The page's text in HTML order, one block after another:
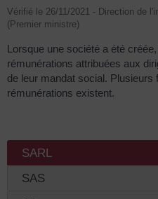
Vérifié le 26/11/2021 - Direction de
(Premier ministre)
Lorsque une société a été
rémunérations attribuées aux
de leur mandat social. Plusieurs
rémunérations existent.
SARL
SAS